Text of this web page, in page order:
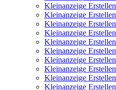
Kleinanzeige Erstellen
Kleinanzeige Erstellen
Kleinanzeige Erstellen
Kleinanzeige Erstellen
Kleinanzeige Erstellen
Kleinanzeige Erstellen
Kleinanzeige Erstellen
Kleinanzeige Erstellen
Kleinanzeige Erstellen
Kleinanzeige Erstellen